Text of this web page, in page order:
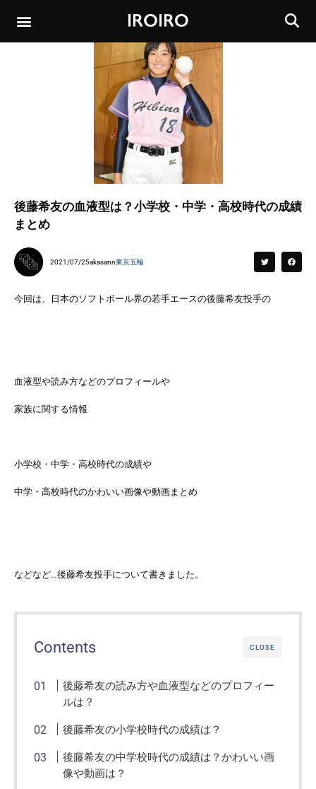
後藤希友の血液型は？小学校・中学・高校時代の成績
まとめ
2021/07/25akasann東京五輪
今回は、日本のソフトボール界の若手エースの後藤希友投手の
血液型や読み方などのプロフィールや
家族に関する情報
小学校・中学・高校時代の成績や
中学・高校時代のかわいい画像や動画まとめ
などなど…後藤希友投手について書きました。
CLOSE
Contents
後藤希友の読み方や血液型などのプロフィー
ルは？
後藤希友の小学校時代の成績は？
後藤希友の中学校時代の成績は？かわいい画
像や動画は？